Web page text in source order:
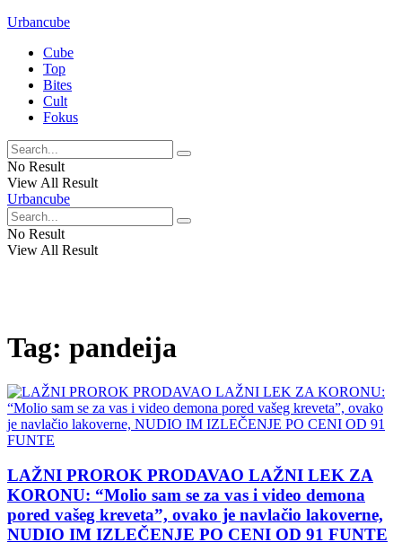
Urbancube
Cube
Top
Bites
Cult
Fokus
No Result
View All Result
Urbancube
No Result
View All Result
Tag: pandeija
LAŽNI PROROK PRODAVAO LAŽNI LEK ZA
KORONU: “Molio sam se za vas i video demona
pored vašeg kreveta”, ovako je navlačio lakoverne,
NUDIO IM IZLEČENJE PO CENI OD 91 FUNTE